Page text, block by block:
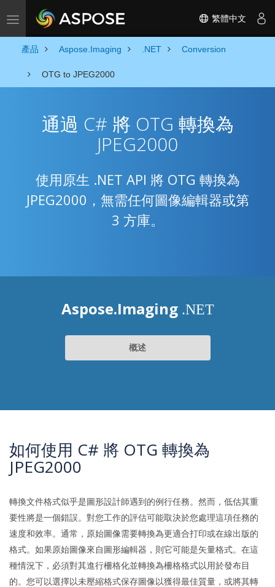
Toggle navigation 繁體中文
產品 Aspose.Imaging .NET Conversion
OTG to JPEG2000
通過 C# 將 OTG 轉換為
JPEG2000
使用原生 .NET API 將 OTG 轉換為
JPEG2000，無需任何圖像編輯器或第
3 方庫。
Aspose.Imaging .NET
概述
如何使用 C# 將 OTG 轉換為
JPEG2000
轉換文件格式似乎是圖形設計師遇到的例行任務。然而，低估其重
要性將是一個錯誤。對您工作的評估可能取決於您處理這項任務的
速度和效率。通常，原始圖像需要轉換為更適合打印或在線出版的
格式。如果原始圖像來自圖形編輯器，則它可能是矢量格式。在這
種情況下，必須對其進行柵格化並轉換為柵格格式以用於發布目
的。您可以選擇以未壓縮格式保存圖像以獲得最佳質量，或將其轉